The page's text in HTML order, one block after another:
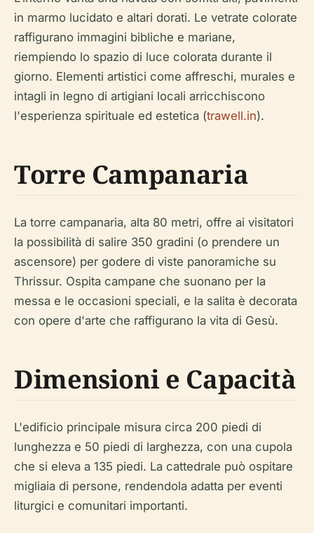
in marmo lucidato e altari dorati. Le vetrate colorate
raffigurano immagini bibliche e mariane,
riempiendo lo spazio di luce colorata durante il
giorno. Elementi artistici come affreschi, murales e
intagli in legno di artigiani locali arricchiscono
l'esperienza spirituale ed estetica (trawell.in).
Torre Campanaria
La torre campanaria, alta 80 metri, offre ai visitatori
la possibilità di salire 350 gradini (o prendere un
ascensore) per godere di viste panoramiche su
Thrissur. Ospita campane che suonano per la
messa e le occasioni speciali, e la salita è decorata
con opere d'arte che raffigurano la vita di Gesù.
Dimensioni e Capacità
L'edificio principale misura circa 200 piedi di
lunghezza e 50 piedi di larghezza, con una cupola
che si eleva a 135 piedi. La cattedrale può ospitare
migliaia di persone, rendendola adatta per eventi
liturgici e comunitari importanti.